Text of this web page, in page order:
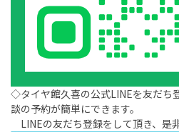
◇タイヤ館久喜の公式LINEを友だち
談の予約が簡単にできます。
LINEの友だち登録をして頂き、是